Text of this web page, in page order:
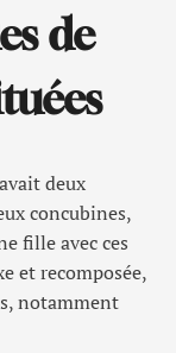
de
deux
concubines,
fille avec ces
et recomposée,
notamment